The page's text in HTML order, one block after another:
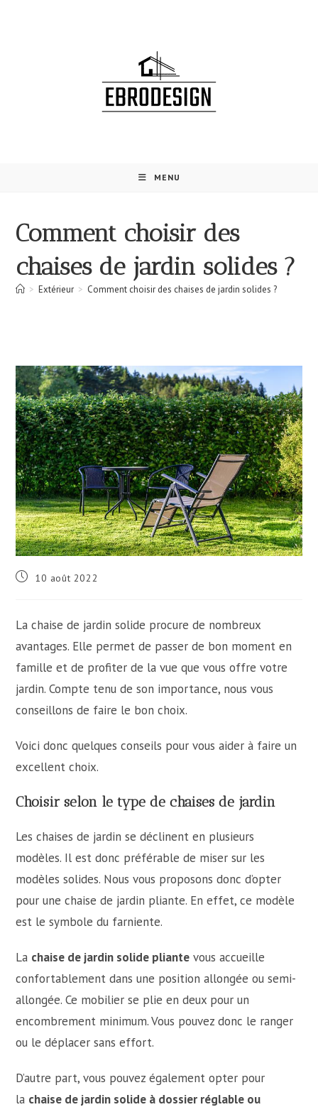
MENU
Comment choisir des
chaises de jardin solides ?
> Extérieur > Comment choisir des chaises de jardin solides ?
Publication
10 août 2022
La chaise de jardin solide procure de nombreux
avantages. Elle permet de passer de bon moment en
famille et de profiter de la vue que vous offre votre
jardin. Compte tenu de son importance, nous vous
conseillons de faire le bon choix.
Voici donc quelques conseils pour vous aider à faire un
excellent choix.
Choisir selon le type de chaises de jardin
Les chaises de jardin se déclinent en plusieurs
modèles. Il est donc préférable de miser sur les
modèles solides. Nous vous proposons donc d’opter
pour une chaise de jardin pliante. En effet, ce modèle
est le symbole du farniente.
La chaise de jardin solide pliante vous accueille
confortablement dans une position allongée ou semi-
allongée. Ce mobilier se plie en deux pour un
encombrement minimum. Vous pouvez donc le ranger
ou le déplacer sans effort.
D’autre part, vous pouvez également opter pour
la chaise de jardin solide à dossier réglable ou